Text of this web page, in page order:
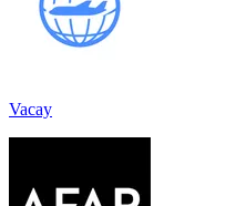
Vacay